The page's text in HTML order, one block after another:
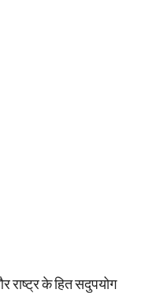
राष्ट्र के हित सदुपयोग